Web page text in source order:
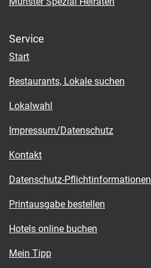
Service
Start
Restaurants, Lokale suchen
Lokalwahl
Impressum/Datenschutz
Kontakt
Datenschutz-Pflichtinformationen
Printausgabe bestellen
Hotels online buchen
Mein Tipp